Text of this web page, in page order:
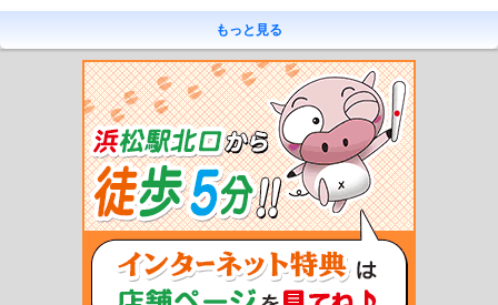
駅
後台駅 下菅谷駅 中菅谷駅 上菅谷駅 南酒出駅 額田駅 河合駅
谷河原駅
静駅 常陸大宮駅
駅
中舟生駅 下小川駅 西金駅 上小川駅 袋田駅 常陸大子駅 下野宮駅
小田林
東結城駅 川島駅 玉戸駅 下館駅 新治駅 大和駅 岩瀬駅
稲田駅 笠間駅 宍戸駅 守谷駅 みらい平駅 みどりの駅
万博記念公園
研究学園駅 つくば駅 阿字ヶ浦駅 磯崎駅 平磯駅 殿山駅 那珂湊駅
日工前駅 西取手駅 寺原駅 新取手駅 稲戸井駅 戸頭駅
小絹駅 水海道駅 北水海道駅 中妻駅 三妻駅 南石下駅
下妻駅 大宝駅 騰波ノ江駅 黒子駅 大田郷駅 ゆめみ野駅
鉾田駅 坂戸駅 巴川駅 借宿前駅 榎本駅 玉造町駅 浜駅
小川高校下駅 常陸小川駅 四箇村駅 新高浜駅 玉里駅 東田中駅
常澄駅 大洗駅 涸沼駅 鹿島旭駅 徳宿駅 新鉾田駅
鹿島灘駅 鹿島大野駅 長者ヶ浜潮騒はまなす公園前駅 荒野台駅
ひぐち駅
もっと見る